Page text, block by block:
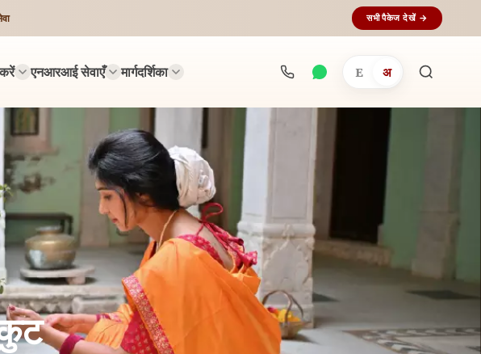
सभी पैकेज देखें →
एनआरआई सेवाएँ मार्गदर्शिका E अ
अनुष्ठान
खोजें...